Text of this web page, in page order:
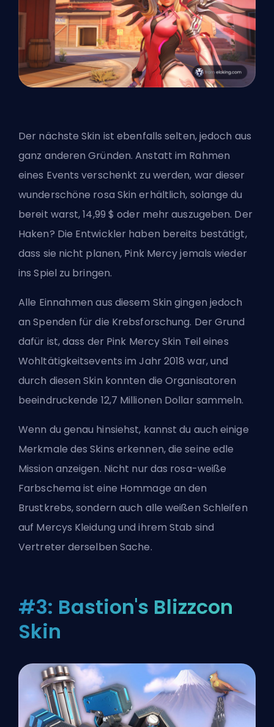
Der nächste Skin ist ebenfalls selten, jedoch aus
ganz anderen Gründen. Anstatt im Rahmen
eines Events verschenkt zu werden, war dieser
wunderschöne rosa Skin erhältlich, solange du
bereit warst, 14,99 $ oder mehr auszugeben. Der
Haken? Die Entwickler haben bereits bestätigt,
dass sie nicht planen, Pink Mercy jemals wieder
ins Spiel zu bringen.
Alle Einnahmen aus diesem Skin gingen jedoch
an Spenden für die Krebsforschung. Der Grund
dafür ist, dass der Pink Mercy Skin Teil eines
Wohltätigkeitsevents im Jahr 2018 war, und
durch diesen Skin konnten die Organisatoren
beeindruckende 12,7 Millionen Dollar sammeln.
Wenn du genau hinsiehst, kannst du auch einige
Merkmale des Skins erkennen, die seine edle
Mission anzeigen. Nicht nur das rosa-weiße
Farbschema ist eine Hommage an den
Brustkrebs, sondern auch alle weißen Schleifen
auf Mercys Kleidung und ihrem Stab sind
Vertreter derselben Sache.
#3: Bastion's Blizzcon
Skin